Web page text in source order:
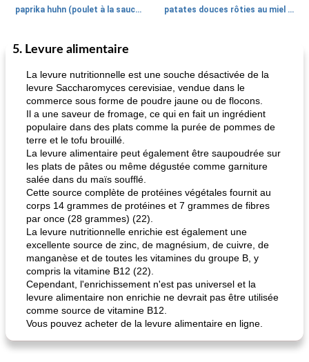
paprika huhn (poulet à la sauce paprika). patates douces rôties au miel / kumara
25min
Petit déjeuner et brunch
quinoa petit déjeuner méditerranéen
5. Levure alimentaire
La levure nutritionnelle est une souche désactivée de la
levure Saccharomyces cerevisiae, vendue dans le
commerce sous forme de poudre jaune ou de flocons.
Il a une saveur de fromage, ce qui en fait un ingrédient
populaire dans des plats comme la purée de pommes de
terre et le tofu brouillé.
La levure alimentaire peut également être saupoudrée sur
les plats de pâtes ou même dégustée comme garniture
salée dans du maïs soufflé.
Cette source complète de protéines végétales fournit au
corps 14 grammes de protéines et 7 grammes de fibres
par once (28 grammes) (22).
La levure nutritionnelle enrichie est également une
excellente source de zinc, de magnésium, de cuivre, de
manganèse et de toutes les vitamines du groupe B, y
compris la vitamine B12 (22).
Cependant, l'enrichissement n'est pas universel et la
levure alimentaire non enrichie ne devrait pas être utilisée
comme source de vitamine B12.
Vous pouvez acheter de la levure alimentaire en ligne.